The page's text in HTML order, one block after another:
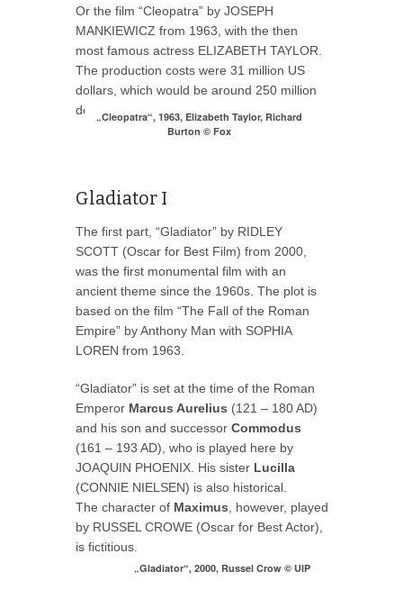
Or the film “Cleopatra” by JOSEPH
MANKIEWICZ from 1963, with the then
most famous actress ELIZABETH TAYLOR.
The production costs were 31 million US
dollars, which would be around 250 million
dollars today.
„Cleopatra“, 1963, Elizabeth Taylor, Richard
Burton © Fox
Gladiator I
The first part, “Gladiator” by RIDLEY
SCOTT (Oscar for Best Film) from 2000,
was the first monumental film with an
ancient theme since the 1960s. The plot is
based on the film “The Fall of the Roman
Empire” by Anthony Man with SOPHIA
LOREN from 1963.
“Gladiator” is set at the time of the Roman
Emperor Marcus Aurelius (121 – 180 AD)
and his son and successor Commodus
(161 – 193 AD), who is played here by
JOAQUIN PHOENIX. His sister Lucilla
(CONNIE NIELSEN) is also historical.
The character of Maximus , however, played
by RUSSEL CROWE (Oscar for Best Actor),
is fictitious.
„Gladiator“, 2000, Russel Crow © UIP